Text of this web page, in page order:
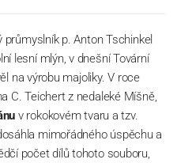
průmyslník p. Anton Tschinkel
lesní mlýn, v dnešní Tovární
na výrobu majoliky. V roce
C. Teichert z nedaleké Míšně,
v rokokovém tvaru a tzv.
mimořádného úspěchu a
počet dílů tohoto souboru,